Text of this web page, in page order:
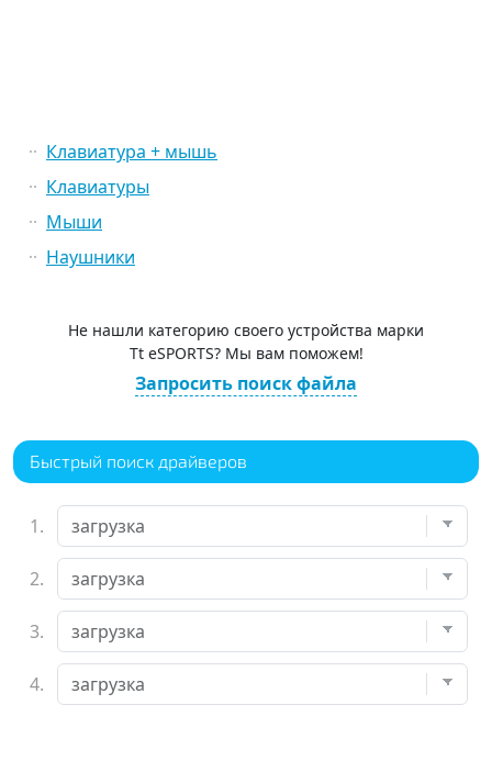
Клавиатура + мышь
Клавиатуры
Мыши
Наушники
Не нашли категорию своего устройства марки
Tt eSPORTS? Мы вам поможем!
Запросить поиск файла
Быстрый поиск драйверов
1.
2.
3.
4.